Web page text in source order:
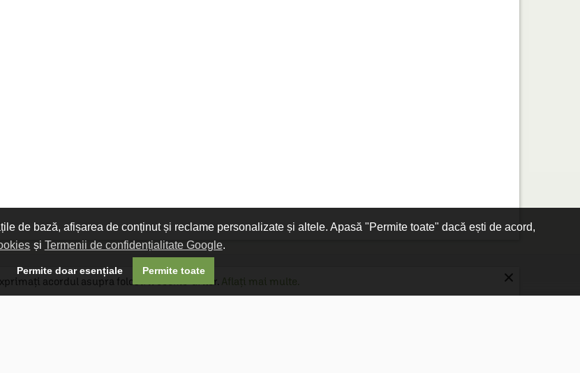
de bază, afișarea de conținut și reclame personalizate și altele. Apasă "Permite toate" dacă ești de acord,
și Termenii de confidențialitate Google.
Permite doar esențiale Permite toate
gratuită
acordul asupra folosirii cookie-urilor. Aflați mai multe. ×